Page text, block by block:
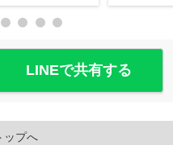
LINEで共有する
ップへ